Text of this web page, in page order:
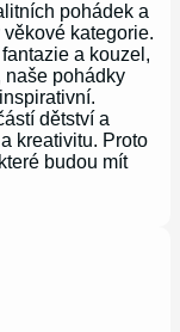
pohádek a
kategorie.
a kouzel,
naše pohádky
dětství a
kreativitu. Proto
budou mít